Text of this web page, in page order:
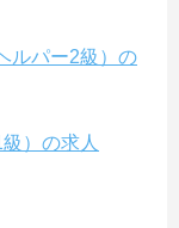
ルパー2級）の
）の求人